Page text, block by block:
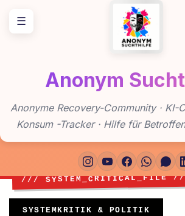
Inhalt
springen
Anonym
Anonyme Recovery-Community · KI-
Konsum -Tracker · Hilfe für
SYSTEMKRITIK & POLITIK
☰